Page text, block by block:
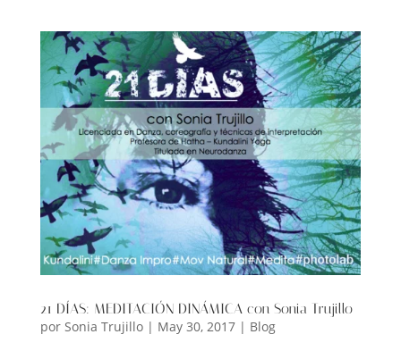
21 DÍAS: MEDITACIÓN DINÁMICA con Sonia Trujillo
por Sonia Trujillo| May 30, 2017| Blog